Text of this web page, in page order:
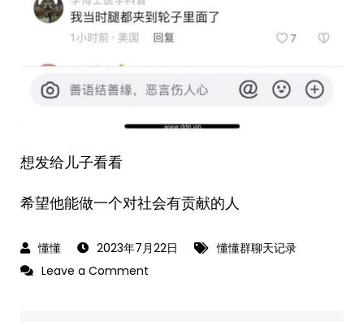
想发给儿子看看
希望他能做一个对社会有贡献的人
2023年7月22日
懂懂群聊天记录
Leave a Comment